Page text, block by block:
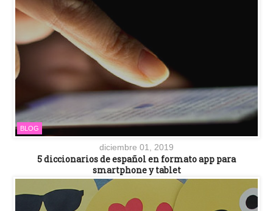
BLOG
diciembre 01, 2019
5 diccionarios de español en formato app para
smartphone y tablet